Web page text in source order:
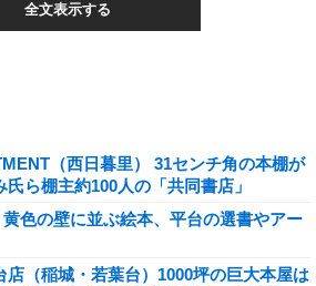
全文表示する
（西日暮里） 31センチ角の本棚が
ら棚主約100人の「共同書店」
色の壁に並ぶ絵本、平台の選書やアー
店（稲城・若葉台）1000坪の巨大本屋は